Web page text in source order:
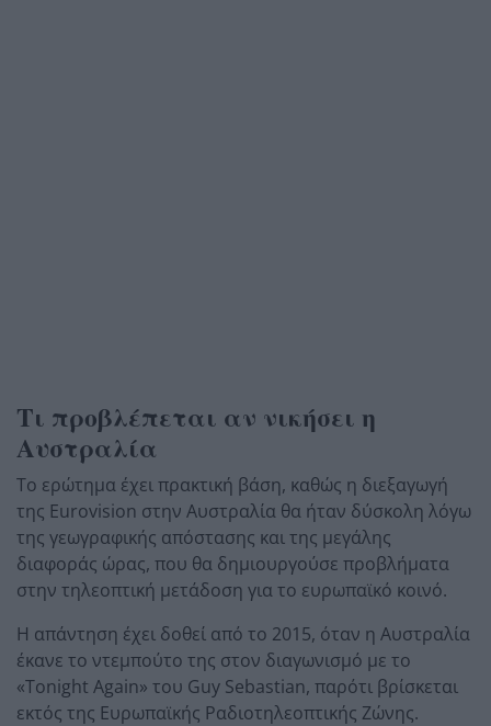
Τι προβλέπεται αν νικήσει η
Αυστραλία
Το ερώτημα έχει πρακτική βάση, καθώς η διεξαγωγή
της Eurovision στην Αυστραλία θα ήταν δύσκολη λόγω
της γεωγραφικής απόστασης και της μεγάλης
διαφοράς ώρας, που θα δημιουργούσε προβλήματα
στην τηλεοπτική μετάδοση για το ευρωπαϊκό κοινό.
Η απάντηση έχει δοθεί από το 2015, όταν η Αυστραλία
έκανε το ντεμπούτο της στον διαγωνισμό με το
«Tonight Again» του Guy Sebastian, παρότι βρίσκεται
εκτός της Ευρωπαϊκής Ραδιοτηλεοπτικής Ζώνης.